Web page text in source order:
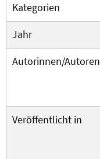
Kategorien
Jahr
Autorinnen/Autoren
Veröffentlicht in